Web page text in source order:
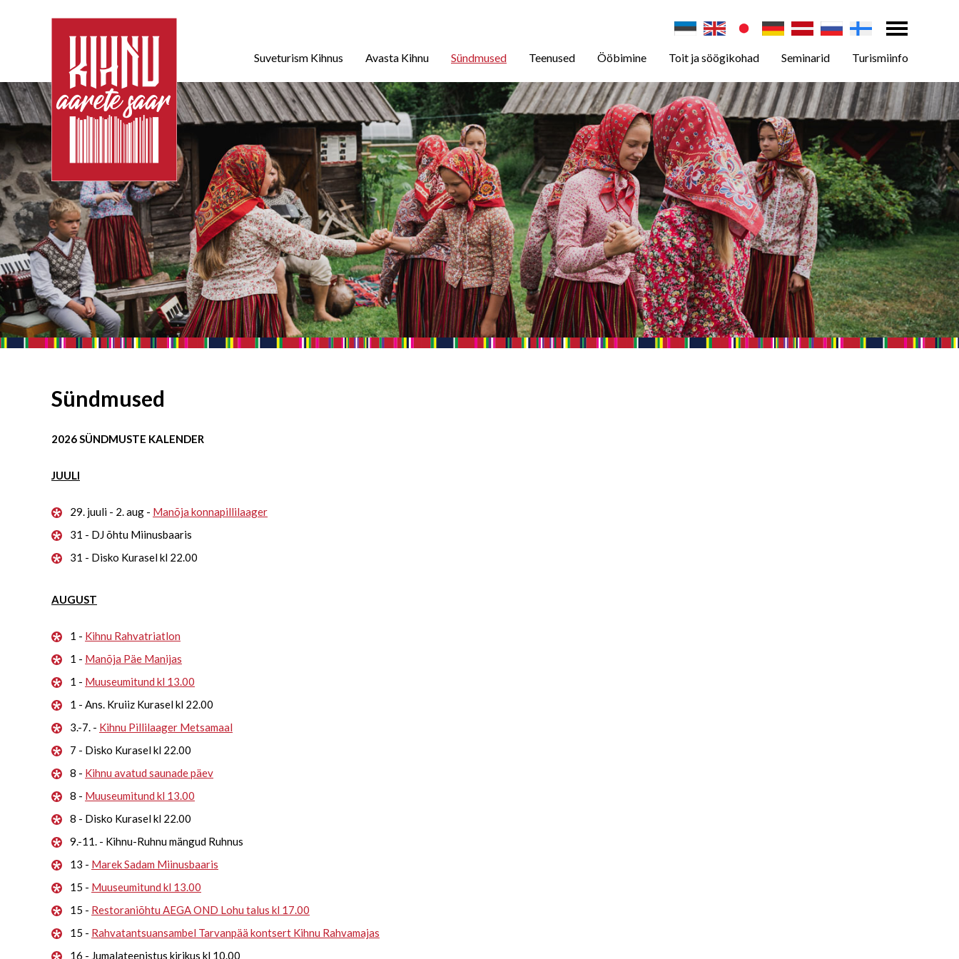
Suveturism Kihnus Avasta Kihnu Sündmused Teenused Ööbimine Toit ja söögikohad Seminarid Turismiinfo
Sündmused
2026 SÜNDMUSTE KALENDER
JUULI
29. juuli - 2. aug - Manõja konnapillilaager
31 - DJ õhtu Miinusbaaris
31 - Disko Kurasel kl 22.00
AUGUST
1 - Kihnu Rahvatriatlon
1 - Manõja Päe Manijas
1 - Muuseumitund kl 13.00
1 - Ans. Kruiiz Kurasel kl 22.00
3.-7. - Kihnu Pillilaager Metsamaal
7 - Disko Kurasel kl 22.00
8 - Kihnu avatud saunade päev
8 - Muuseumitund kl 13.00
8 - Disko Kurasel kl 22.00
9.-11. - Kihnu-Ruhnu mängud Ruhnus
13 - Marek Sadam Miinusbaaris
15 - Muuseumitund kl 13.00
15 - Restoraniõhtu AEGA OND Lohu talus kl 17.00
15 - Rahvatantsuansambel Tarvanpää kontsert Kihnu Rahvamajas
16 - Jumalateenistus kirikus kl 10.00